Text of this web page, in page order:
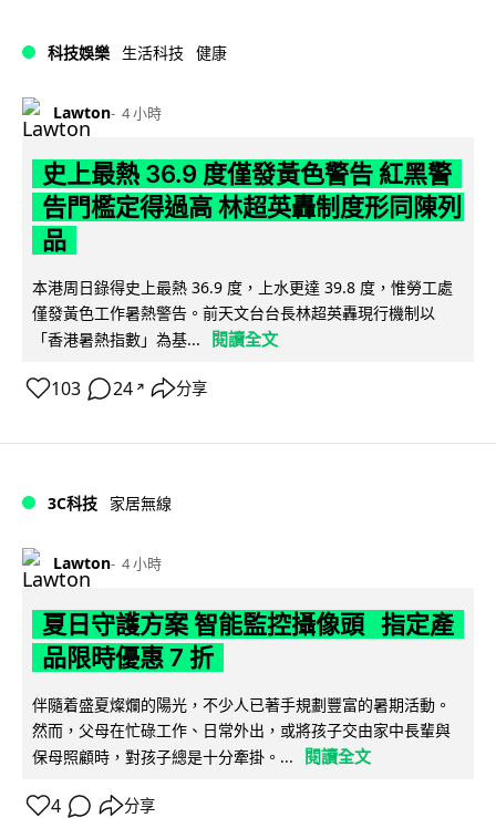
科技娛樂 生活科技 健康
Lawton 4 小時
史上最熱 36.9 度僅發黃色警告 紅黑警
告門檻定得過高 林超英轟制度形同陳列
品
本港周日錄得史上最熱 36.9 度，上水更達 39.8 度，惟勞工處
僅發黃色工作暑熱警告。前天文台台長林超英轟現行機制以
「香港暑熱指數」為基...
閱讀全文
103 24 ↗ 分享
3C科技 家居無線
Lawton 4 小時
夏日守護方案 智能監控攝像頭 指定產
品限時優惠 7 折
伴隨着盛夏燦爛的陽光，不少人已著手規劃豐富的暑期活動。
然而，父母在忙碌工作、日常外出，或將孩子交由家中長輩與
保母照顧時，對孩子總是十分牽掛。...
閱讀全文
4 分享